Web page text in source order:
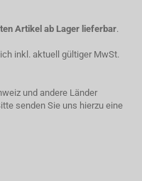
Artikel ab Lager lieferbar.
inkl. aktuell gültiger MwSt.
und andere Länder
senden Sie uns hierzu eine